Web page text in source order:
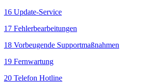
16 Update-Service
17 Fehlerbearbeitungen
18 Vorbeugende Supportmaßnahmen
19 Fernwartung
20 Telefon Hotline